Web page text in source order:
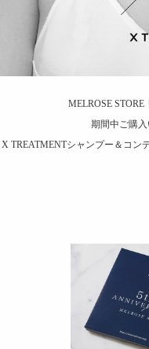
MELROSE STORE
期間中ご購
X TREATMENTシャンプー＆コン